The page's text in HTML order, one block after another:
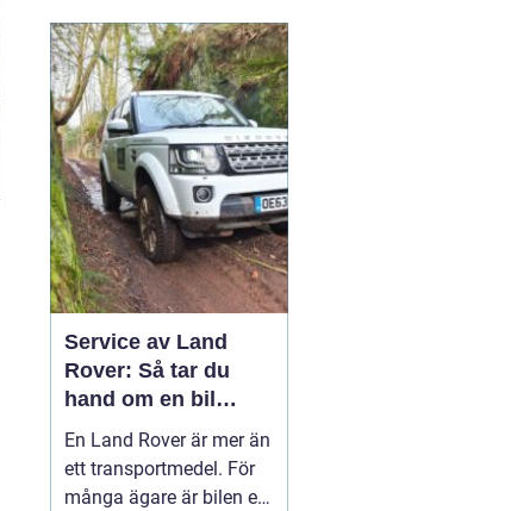
regionen vänder sig till
lokala specialister som
bvs.nu när...
Service av Land
Rover: Så tar du
hand om en bil
byggd för tuffa
uppdrag
En Land Rover är mer än
ett transportmedel. För
många ägare är bilen ett